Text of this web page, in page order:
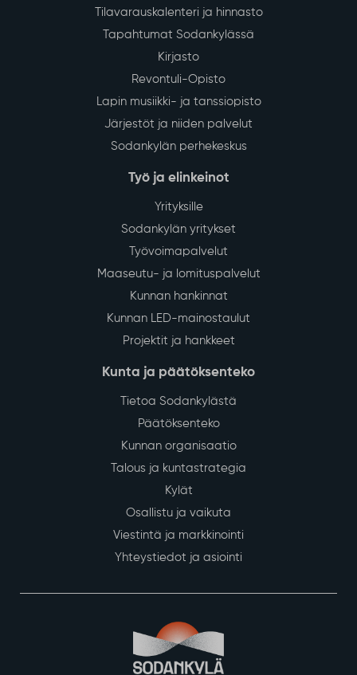
Tilavarauskalenteri ja hinnasto
Tapahtumat Sodankylässä
Kirjasto
Revontuli-Opisto
Lapin musiikki- ja tanssiopisto
Järjestöt ja niiden palvelut
Sodankylän perhekeskus
Työ ja elinkeinot
Yrityksille
Sodankylän yritykset
Työvoimapalvelut
Maaseutu- ja lomituspalvelut
Kunnan hankinnat
Kunnan LED-mainostaulut
Projektit ja hankkeet
Kunta ja päätöksenteko
Tietoa Sodankylästä
Päätöksenteko
Kunnan organisaatio
Talous ja kuntastrategia
Kylät
Osallistu ja vaikuta
Viestintä ja markkinointi
Yhteystiedot ja asiointi